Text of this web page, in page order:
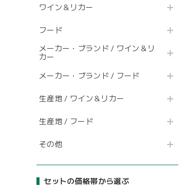
ワイン＆リカー
フード
メーカー・ブランド / ワイン＆リ
カー
メーカー・ブランド / フード
生産地 / ワイン＆リカー
生産地 / フード
その他
セットの価格帯から選ぶ